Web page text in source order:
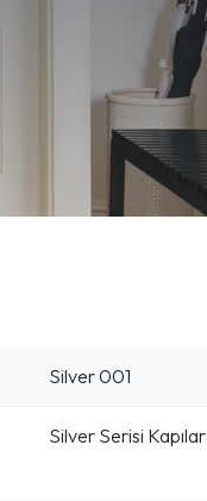
Silver 001
Silver Serisi Kapılar